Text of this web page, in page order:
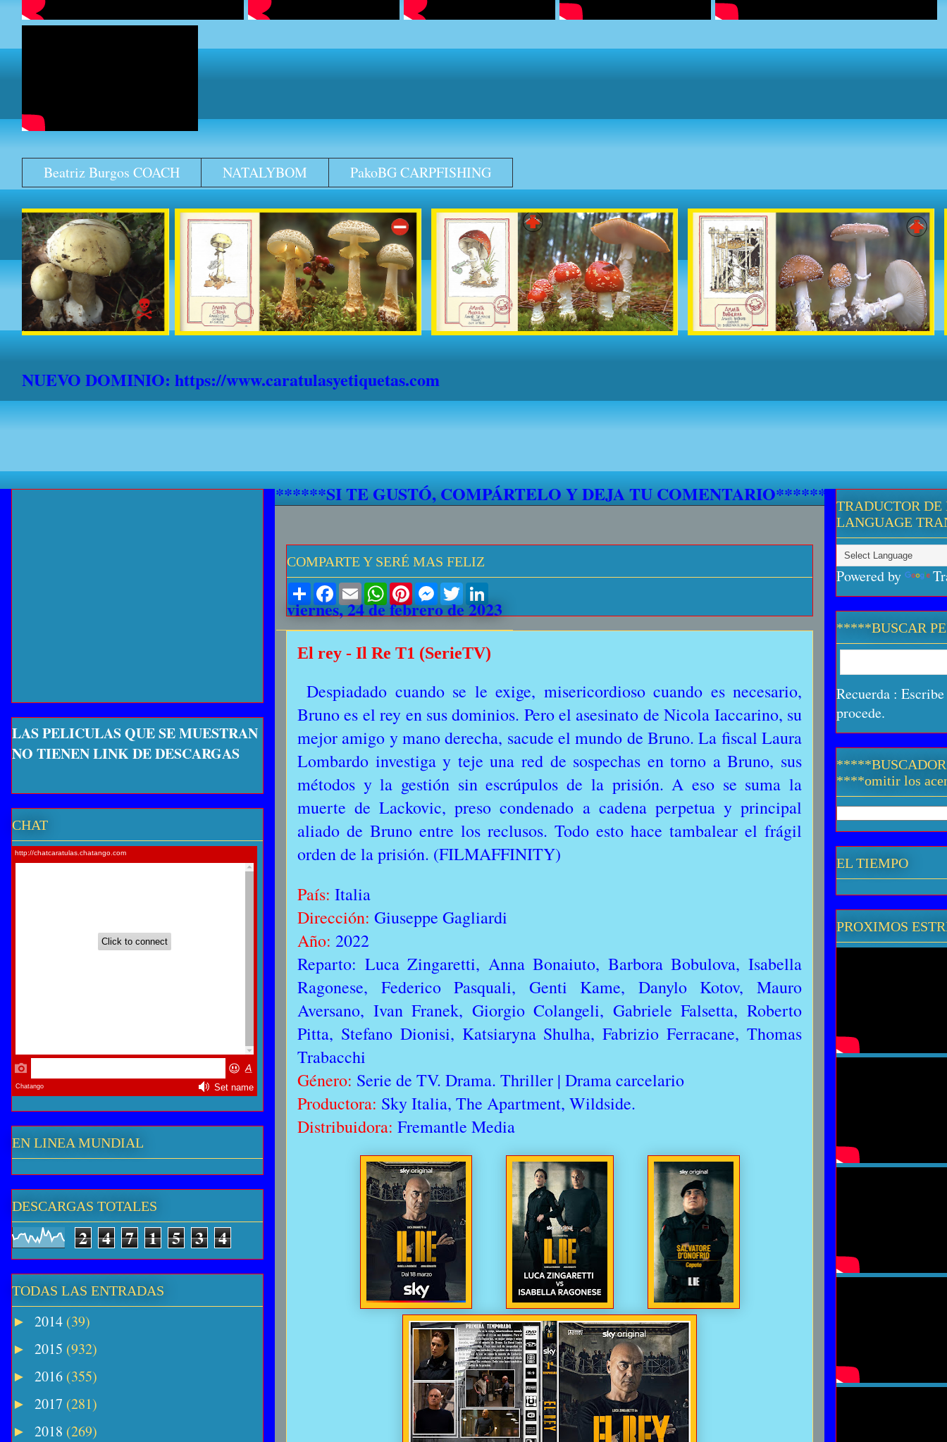
Beatriz Burgos COACH NATALYBOM PakoBG CARPFISHING
NUEVO DOMINIO: https://www.caratulasyetiquetas.com
***********AVISO A NAVEGANTES" DESDE EL 1 DE JULIO HASTA EL 15 DE SEPTIEMBRE NO SE ATENDERAN
************************************SI TE GUSTÓ, COMPÁRTELO Y DEJA TU
COMPARTE Y SERÉ MAS FELIZ
S
h
a
r
e
F
a
c
e
b
o
k
E
m
a
i
l
W
h
a
t
sA
p
P
i
n
t
e
e
M
e
s
s
e
g
T
w
i
t
t
e
r
i
n
k
e
dIn
viernes, 24 de febrero de 2023
El rey - Il Re T1 (SerieTV)
Despiadado cuando se le exige, misericordioso cuando es necesario,
Bruno es el rey en sus dominios. Pero el asesinato de Nicola Iaccarino, su
mejor amigo y mano derecha, sacude el mundo de Bruno. La fiscal Laura
Lombardo investiga y teje una red de sospechas en torno a Bruno, sus
métodos y la gestión sin escrúpulos de la prisión. A eso se suma la
muerte de Lackovic, preso condenado a cadena perpetua y principal
aliado de Bruno entre los reclusos. Todo esto hace tambalear el frágil
orden de la prisión. (FILMAFFINITY)
País: Italia
Dirección: Giuseppe Gagliardi
Año: 2022
Reparto: Luca Zingaretti, Anna Bonaiuto, Barbora Bobulova, Isabella
Ragonese, Federico Pasquali, Genti Kame, Danylo Kotov, Mauro
Aversano, Ivan Franek, Giorgio Colangeli, Gabriele Falsetta, Roberto
Pitta, Stefano Dionisi, Katsiaryna Shulha, Fabrizio Ferracane, Thomas
Trabacchi
Género: Serie de TV. Drama. Thriller | Drama carcelario
Productora: Sky Italia, The Apartment, Wildside.
Distribuidora: Fremantle Media
LAS PELICULAS QUE SE MUESTRAN
NO TIENEN LINK DE DESCARGAS
CHAT
EN LINEA MUNDIAL
DESCARGAS TOTALES
2 4 7 1 5 3 4
TODAS LAS ENTRADAS
► 2014 (39)
► 2015 (932)
► 2016 (355)
► 2017 (281)
► 2018 (269)
TRADUCTOR
LANGUAGE
Powered by
*****BUSCAR
Recuerda :
procede.
****omitir los
EL TIEMPO
PROXIMOS